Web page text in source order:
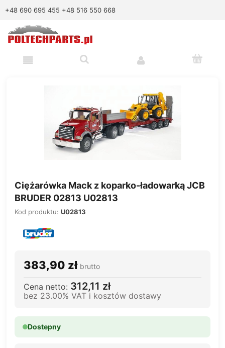
+48 690 695 455 +48 516 550 668
Ciężarówka Mack z koparko-ładowarką JCB
BRUDER 02813 U02813
Kod produktu: U02813
383,90 zł brutto
Cena netto: 312,11 zł
bez 23.00% VAT i kosztów dostawy
Dostepny